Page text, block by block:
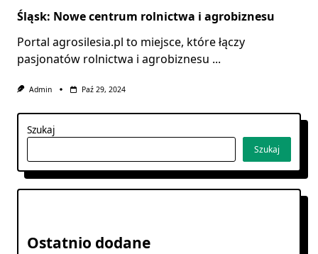
Śląsk: Nowe centrum rolnictwa i agrobiznesu
Portal agrosilesia.pl to miejsce, które łączy
pasjonatów rolnictwa i agrobiznesu ...
Admin Paź 29, 2024
Szukaj
Szukaj
Ostatnio dodane